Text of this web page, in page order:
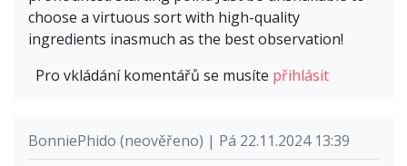
choose a virtuous sort with high-quality
ingredients inasmuch as the best observation!
Pro vkládání komentářů se musíte přihlásit
BonniePhido (neověřeno) | Pá 22.11.2024 13:39